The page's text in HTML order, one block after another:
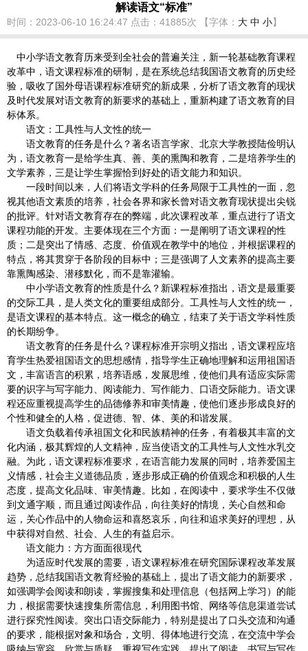
解读语文“标准”
时间：2023-06-10 16:24:47 点击： 41885次 【字体： 大 中 小】
中小学语文教育历来受到全社会的普遍关注，新一轮基础教育课程
改革中，语文课程标准的研制，是在系统总结我国语文教育的历史经
验，吸收了国外母语课程标准研究的新成果，分析了语文教育的现状
及时代发展对语文教育的新要求的基础上，重新构建了语文教育的目
标体系。
语文：工具性与人文性的统一
语文教育的任务是什么？著名语言学家、北京大学教授陆俭明认
为，语文教育一是给学生真、善、美的熏陶和教育，二是培养学生的
文学素养，三是让学生掌握恰到好处的语文能力和知识。
一段时间以来，人们将语文学科的任务局限于工具性的一面，忽
视其他语文素质的培养，社会各界和家长曾对语文教育现状提出尖锐
的批评。针对语文教育存在的弊端，此次课程改革，重点进行了语文
课程功能的开发。主要体现在三个方面：一是阐明了语文课程的性
质；二是突出了情感、态度、价值观在教学中的地位，并根据课程的
特点，将其贯穿于各阶段的目标中；三是强调了人文素养的提高主要
靠熏陶感染、潜移默化，而不是靠灌输。
中小学语文教育的性质是什么？新课程标准指出，语文是最重要
的交际工具，是人类文化的重要组成部分。工具性与人文性的统一，
是语文课程的基本特点。这一概念的确立，结束了关于语文学科性质
的长期纷争。
语文教育的任务是什么？课程标准开宗明义指出，语文课程应培
育学生热爱祖国语文的思想感情，指导学生正确地理解和运用祖国语
文，丰富语言的积累，培养语感，发展思维，使他们具有适应实际需
要的识字与写字能力、阅读能力、写作能力、口语交际能力。语文课
程还应重视提高学生的品德修养和审美情趣，使他们逐步形成良好的
个性和健全的人格，促进德、智、体、美的和谐发展。
语文负载着传承祖国文化和民族精神的任务，有着极其丰富的文
化内涵，极其辉煌的人文精神，应当使语文的工具性与人文性水乳交
融。为此，语文课程标准要求，在语言能力发展的同时，培养爱国主
义情感，社会主义道德品质，逐步形成正确的价值观念和积极的人生
态度，提高文化品味、审美情趣。比如，在阅读中，要求学生不仅做
到文通字顺，而且通过阅读作品，向往美好的情境，关心自然和命
运，关心作品中的人物命运和喜怒哀乐，向往和追求美好的理想，从
中获得对自然、社会、人生的有益启示。
语文能力：方方面面很现代
为适应时代发展的需要，语文课程标准在研究国际课程改革发展
趋势，总结我国语文教育经验的基础上，提出了语文能力的新要求，
如强调学会阅读和朗读，掌握搜集和处理信息（包括网上学习）的能
力，根据需要快速搜集所需信息，利用图书馆、网络等信息渠道尝试
进行探究性阅读。突出口语交际能力，特别是提出了口头交流和沟通
的要求，能根据对象和场合，文明、得体地进行交流，在交流中学会